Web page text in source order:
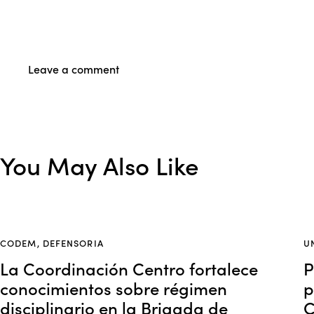
You May Also Like
CODEM, DEFENSORIA
La Coordinación Centro fortalece
conocimientos sobre régimen
disciplinario en la Brigada de